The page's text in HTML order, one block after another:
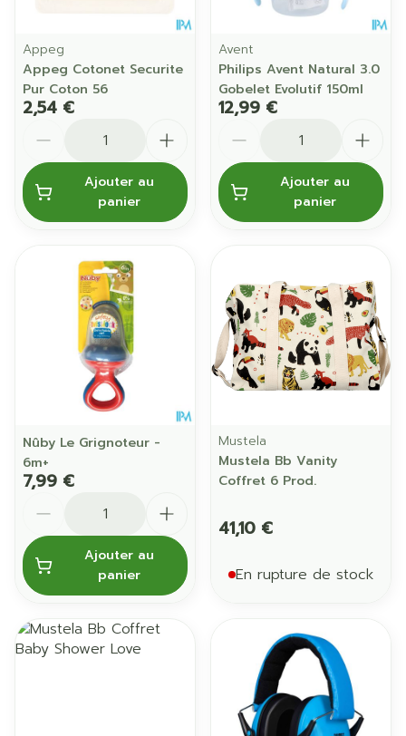
Appeg
Appeg Cotonet Securite
Pur Coton 56
2,54 €
Ajouter au
panier
Avent
Philips Avent Natural 3.0
Gobelet Evolutif 150ml
12,99 €
Ajouter au
panier
Nûby Le Grignoteur -
6m+
7,99 €
Ajouter au
panier
Mustela
Mustela Bb Vanity
Coffret 6 Prod.
41,10 €
En rupture de stock